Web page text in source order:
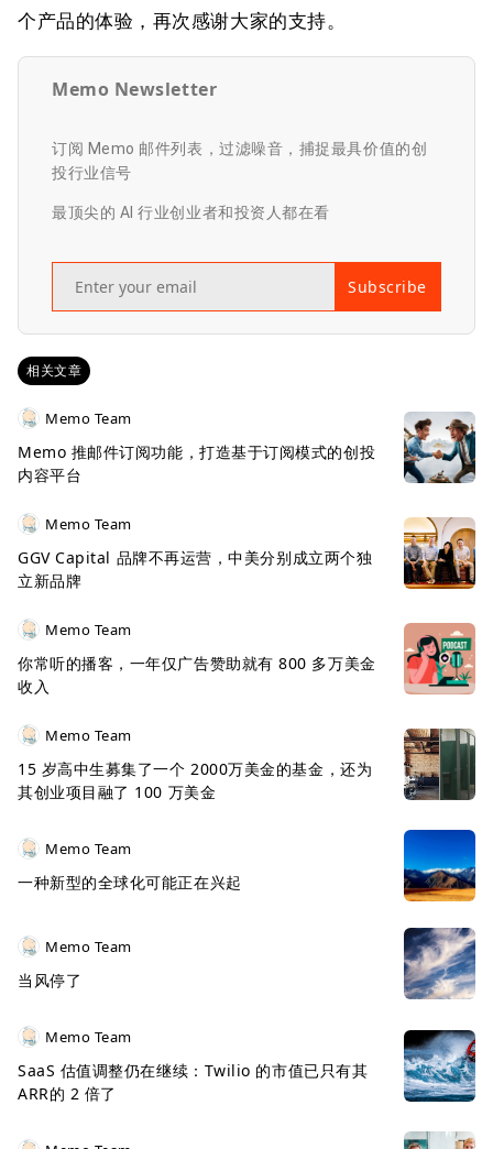
个产品的体验，再次感谢大家的支持。
Memo Newsletter
订阅 Memo 邮件列表，过滤噪音，捕捉最具价值的创
投行业信号
最顶尖的 AI 行业创业者和投资人都在看
Subscribe
相关文章
Memo Team
Memo 推邮件订阅功能，打造基于订阅模式的创投
内容平台
Memo Team
GGV Capital 品牌不再运营，中美分别成立两个独
立新品牌
Memo Team
你常听的播客，一年仅广告赞助就有 800 多万美金
收入
Memo Team
15 岁高中生募集了一个 2000万美金的基金，还为
其创业项目融了 100 万美金
Memo Team
一种新型的全球化可能正在兴起
Memo Team
当风停了
Memo Team
SaaS 估值调整仍在继续：Twilio 的市值已只有其
ARR的 2 倍了